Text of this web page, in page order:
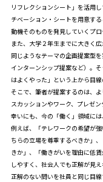
リフレクションシート」を活用
チベーション・シートを用意す
動機そのものを発見していくプロ
また、大学２年生までに大きく
同じようなテーマの企画提案型
インターンシップ提案など）。
はよくやった」という上から目
そこで、筆者が提案するのは、
スカッションやワーク、プレゼ
幸いにも、今の「働く」領域に
例えば、「テレワークの希望が
ちらの立場を尊重するべきか」
きか」、「働きがいを理由に低
しやすく、社会人でも正解が見
正解のない問いを社員と同じ目